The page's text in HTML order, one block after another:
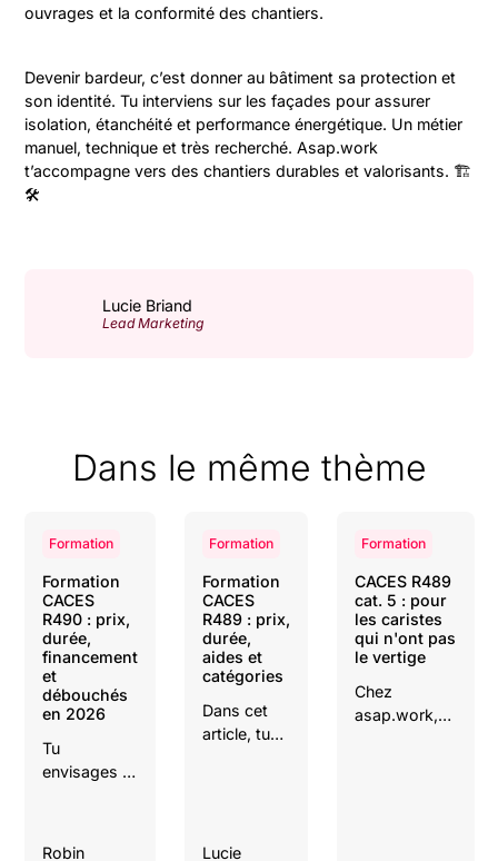
ouvrages et la conformité des chantiers.
Devenir bardeur, c’est donner au bâtiment sa protection et
son identité. Tu interviens sur les façades pour assurer
isolation, étanchéité et performance énergétique. Un métier
manuel, technique et très recherché. Asap.work
t’accompagne vers des chantiers durables et valorisants. 🏗️
🛠️
Lucie Briand
Lead Marketing
Dans le même thème
Formation
Formation
CACES
R490 : prix,
durée,
financement
et
débouchés
en 2026
Tu
envisages la
Robin
Formation
Formation
CACES
R489 : prix,
durée,
aides et
catégories
Dans cet
article, tu
réussir ta
Lucie
Formation
CACES R489
cat. 5 : pour
les caristes
qui n'ont pas
le vertige
Chez
asap.work,